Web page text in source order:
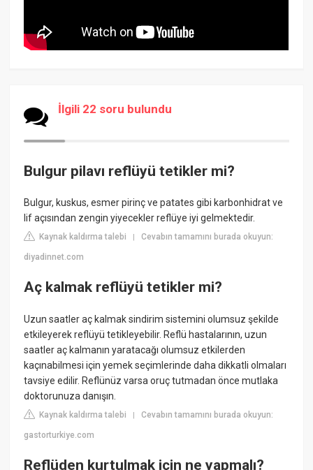
İlgili 22 soru bulundu
Bulgur pilavı reflüyü tetikler mi?
Bulgur, kuskus, esmer pirinç ve patates gibi karbonhidrat ve
lif açısından zengin yiyecekler reflüye iyi gelmektedir.
Kaynak kaldırma talebi |Cevabın tamamını burada okuyun:
diyadinnet.com
Aç kalmak reflüyü tetikler mi?
Uzun saatler aç kalmak sindirim sistemini olumsuz şekilde
etkileyerek reflüyü tetikleyebilir. Reflü hastalarının, uzun
saatler aç kalmanın yaratacağı olumsuz etkilerden
kaçınabilmesi için yemek seçimlerinde daha dikkatli olmaları
tavsiye edilir. Reflünüz varsa oruç tutmadan önce mutlaka
doktorunuza danışın.
Kaynak kaldırma talebi |Cevabın tamamını burada okuyun:
gastorturkiye.com
Reflüden kurtulmak için ne yapmalı?